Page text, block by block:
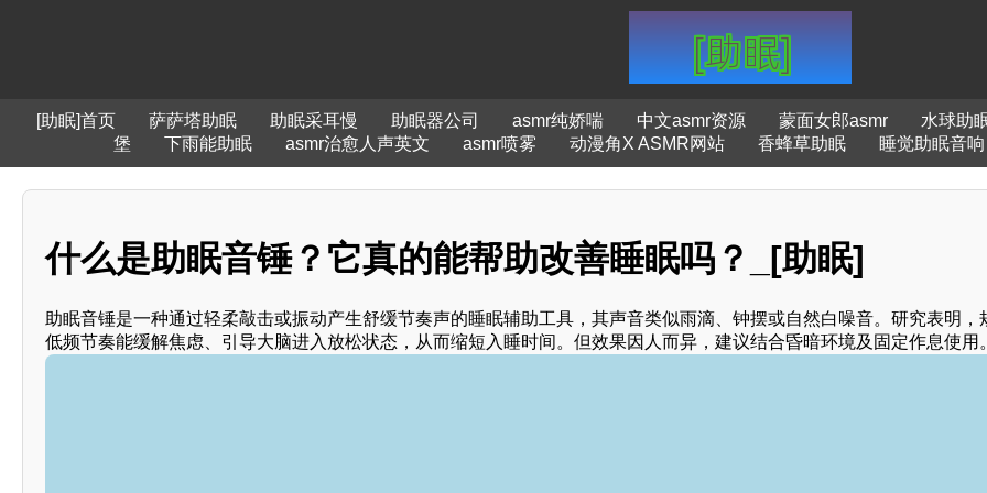
[助眠]首页 萨萨塔助眠 助眠采耳慢 助眠器公司 asmr纯娇喘 中文asmr资源 蒙面女郎asmr
水球助
堡
下雨能助眠 asmr治愈人声英文 asmr喷雾 动漫角X ASMR网站 香蜂草助眠 睡觉助眠音响
什么是助眠音锤？它真的能帮助改善睡眠吗？_[助眠]
助眠音锤是一种通过轻柔敲击或振动产生舒缓节奏声的睡眠辅助工具，其声音类似雨滴、钟摆或自然白噪音。研究表明，
低频节奏能缓解焦虑、引导大脑进入放松状态，从而缩短入睡时间。但效果因人而异，建议结合昏暗环境及固定作息使用